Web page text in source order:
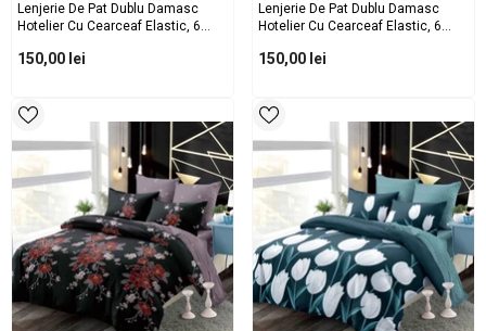
Lenjerie De Pat Dublu Damasc
Hotelier Cu Cearceaf Elastic, 6
Damasc Premium Pentru Saltele
150,00 lei
Lenjerie De Pat Dublu Damasc
Hotelier Cu Cearceaf Elastic, 6
Damasc Premium Pentru Saltele
150,00 lei